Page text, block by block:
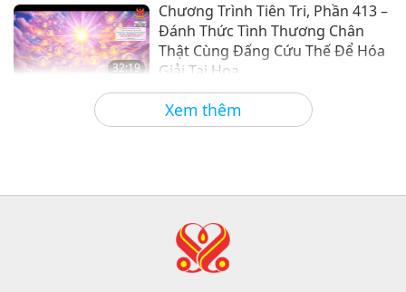
Xem thêm
32:19
Chương Trình Tiên Tri, Phần 413 –
Đánh Thức Tình Thương Chân
Thật Cùng Đấng Cứu Thế Để Hóa
Giải Tai Họa
Tiết Mục Nhiều Tập Với Các Tiên Đoán Cổ
2026-08-09
32:43
Hopefully, Those Who Are Still